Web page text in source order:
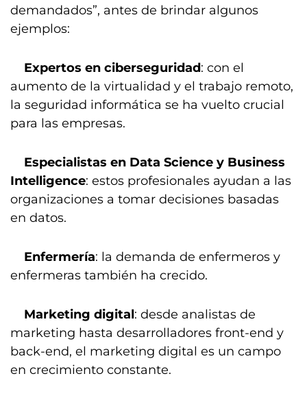
demandados”, antes de brindar algunos
ejemplos:
Expertos en ciberseguridad: con el
aumento de la virtualidad y el trabajo remoto,
la seguridad informática se ha vuelto crucial
para las empresas.
Especialistas en Data Science y Business
Intelligence: estos profesionales ayudan a las
organizaciones a tomar decisiones basadas
en datos.
Enfermería: la demanda de enfermeros y
enfermeras también ha crecido.
Marketing digital: desde analistas de
marketing hasta desarrolladores front-end y
back-end, el marketing digital es un campo
en crecimiento constante.